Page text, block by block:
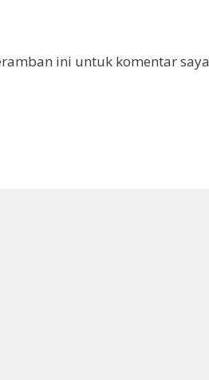
ini untuk komentar saya